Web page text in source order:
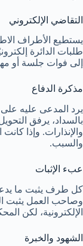
التقاضي الإلكتروني
يستطيع الأطراف
طلبات الدائرة
إلى فوات جلسة أو
مذكرة الدفاع
يرد المدعى عليه
والإنذارات. وإذا
والسبب.
عبء الإثبات
كل طرف يثبت ما
وصاحب العمل يثبت
الإلكترونية، لكن
الشهود والخبرة